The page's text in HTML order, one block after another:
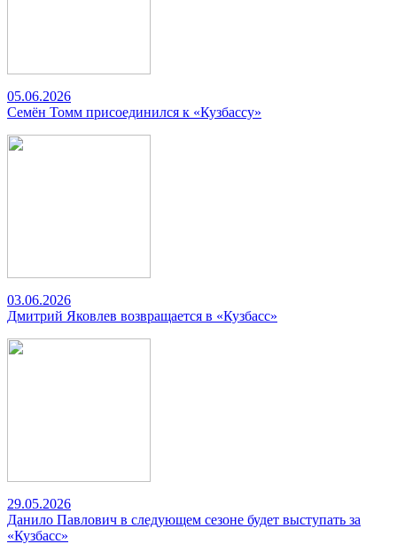
05.06.2026
Семён Томм присоединился к «Кузбассу»
03.06.2026
Дмитрий Яковлев возвращается в «Кузбасс»
29.05.2026
Данило Павлович в следующем сезоне будет выступать за
«Кузбасс»